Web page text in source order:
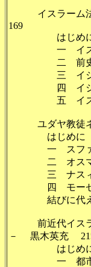
イスラーム法
169
は
一 イスラー
二 前史―
三 イジャー
四 イジャー
五 イスラー
ユダヤ教徒ネ
は
一 スフ
二 オス
三 ナス
四 モーゼス・
結
前近代イスラー
－ 黒木英充
は
一 都